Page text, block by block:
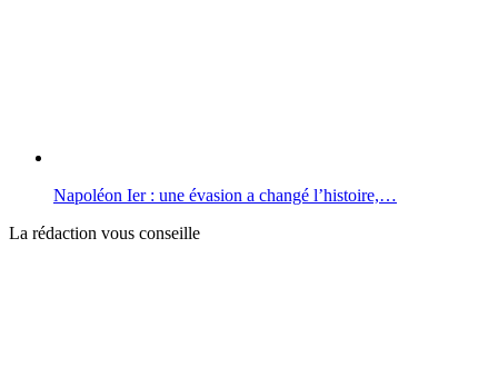
Napoléon Ier : une évasion a changé l’histoire,…
La rédaction vous conseille